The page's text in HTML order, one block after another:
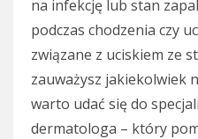
na infekcję lub stan
podczas chodzenia czy
związane z uciskiem ze
zauważysz jakiekolwiek
warto udać się do
dermatologa – który